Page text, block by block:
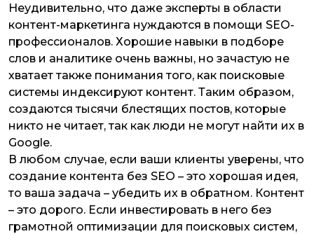
Неудивительно, что даже эксперты в области
контент-маркетинга нуждаются в помощи SEO-
профессионалов. Хорошие навыки в подборе
слов и аналитике очень важны, но зачастую не
хватает также понимания того, как поисковые
системы индексируют контент. Таким образом,
создаются тысячи блестящих постов, которые
никто не читает, так как люди не могут найти их в
Google.
В любом случае, если ваши клиенты уверены, что
создание контента без SEO – это хорошая идея,
то ваша задача – убедить их в обратном. Контент
– это дорого. Если инвестировать в него без
грамотной оптимизации для поисковых систем,